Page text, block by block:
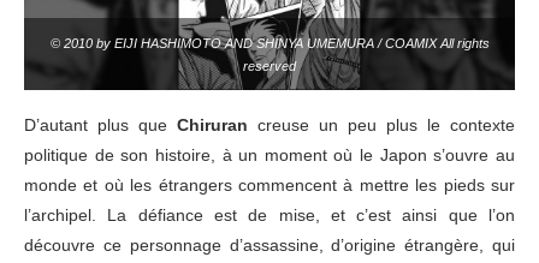
© 2010 by EIJI HASHIMOTO AND SHINYA UMEMURA / COAMIX All rights
reserved
D’autant plus que Chiruran creuse un peu plus le contexte
politique de son histoire, à un moment où le Japon s’ouvre au
monde et où les étrangers commencent à mettre les pieds sur
l’archipel. La défiance est de mise, et c’est ainsi que l’on
découvre ce personnage d’assassine, d’origine étrangère, qui